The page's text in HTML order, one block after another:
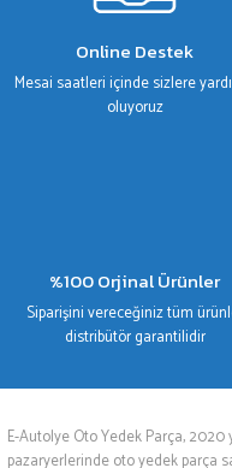
Online Destek
Mesai saatleri içinde sizlere
oluyoruz
%100 Orjinal Ürünler
Siparişini vereceğiniz tüm
distribütör garantilidir
E-Autolye Oto Yedek Parça, 2020
pazaryerlerinde oto yedek parça